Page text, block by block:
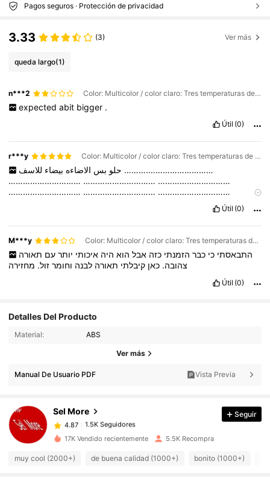
Pagos seguros · Protección de privacidad
3.33 (3) Ver más
queda largo(1)
n***2 Color: Multicolor / color claro: Tres temperaturas de color ajustables / Talla: 1 pieza, color madera natural
expected abit bigger .
Útil (0)
r***y Color: Multicolor / color claro: Tres temperaturas de color ajustables / Talla: 1 pieza marrón
حلو بس الاضاءه بيضاء
……….………………………
………………………… ………………………… …………………………
………………………… ………………………… …………………………
…………………………
…………………………
………………………………………………………………………………
…………………………
…………………………
……………………………………………………
………………………………………………………………………………
………………………………………………………………………………
…………………………
…………………………
…………………………
……………………………………………………
…………………………
…………………………
…………………………
……………………………………………………
…………………………
……………………………………………………
…………………………
…………………………
…………………………
…………………………
………………………… …………………………
………………………………………………………………………………
…………………………
……………………………………………………
Útil (0)
M***y Color: Multicolor / color claro: Tres temperaturas de color ajustables / Talla: 1 pieza, color madera natural
התבאסתיכיכבר הזמנתיכזהאבל הוא היהאיכותי יותרעם תאורה
צהובה. כאן קיבלתי תאורה לבנה וחומר זול. מחזירה
Útil (0)
Detalles Del Producto
Material: ABS
Ver más
Manual De Usuario PDF Vista Previa
Sel More
4.87
1.5K Seguidores
4.87
1.5K Seguidores
4.87 1.5K Seguidores
Seguir
17K Vendido recientemente 5.5K Recompra
muy cool (2000+) de buena calidad (1000+) bonito (1000+)